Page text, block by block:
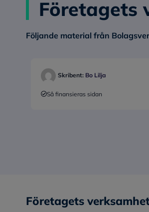
Företagets
Följande material från
Skribent: Bo Lilja
Så finansieras sidan
Företagets